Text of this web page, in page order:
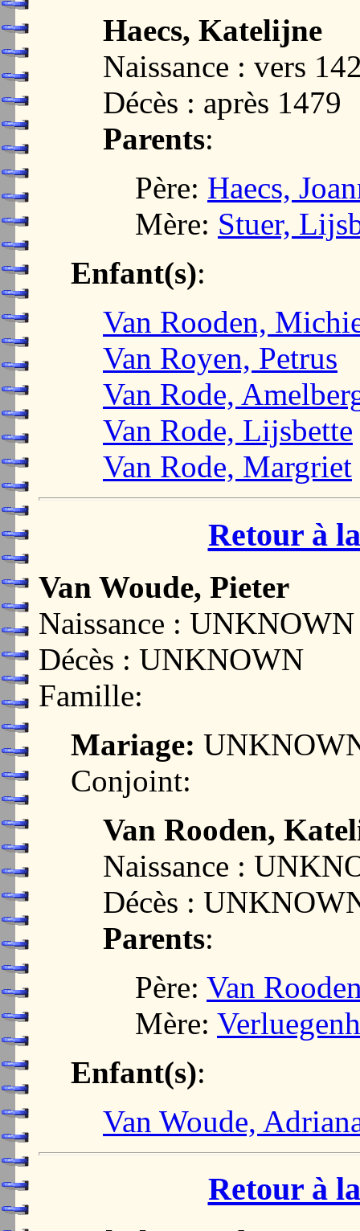
Haecs, Katelijne
Naissance : vers
Décès : après 1479
Parents:
Père: Haecs,
Mère: Stuer,
Enfant(s):
Van Rooden,
Van Royen, Petrus
Van Rode,
Van Rode, Lijsbette
Van Rode, Margriet
Retour à
Van Woude, Pieter
Naissance : UNKNOWN
Décès : UNKNOWN
Famille:
Mariage:
Conjoint:
Van Rooden,
Naissance :
Décès :
Parents:
Père: Van
Mère:
Enfant(s):
Van Woude,
Retour à